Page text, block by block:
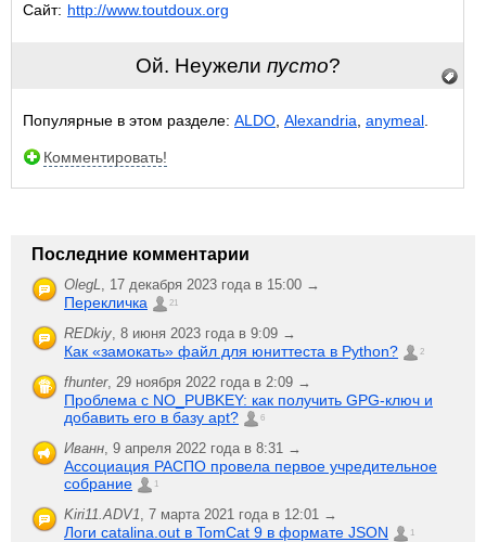
Сайт: http://www.toutdoux.org
Ой. Неужели пусто?
Популярные в этом разделе: ALDO Alexandria anymeal
Комментировать!
Последние комментарии
OlegL, 17 декабря 2023 года в 15:00 →
Перекличка 21
REDkiy, 8 июня 2023 года в 9:09 →
Как «замокать» файл для юниттеста в Python? 2
fhunter, 29 ноября 2022 года в 2:09 →
Проблема с NO_PUBKEY: как получить GPG-ключ и
добавить его в базу apt?
6
Иванн, 9 апреля 2022 года в 8:31 →
Ассоциация РАСПО провела первое учредительное
собрание
1
Kiri11.ADV1, 7 марта 2021 года в 12:01 →
Логи catalina.out в TomCat 9 в формате JSON 1